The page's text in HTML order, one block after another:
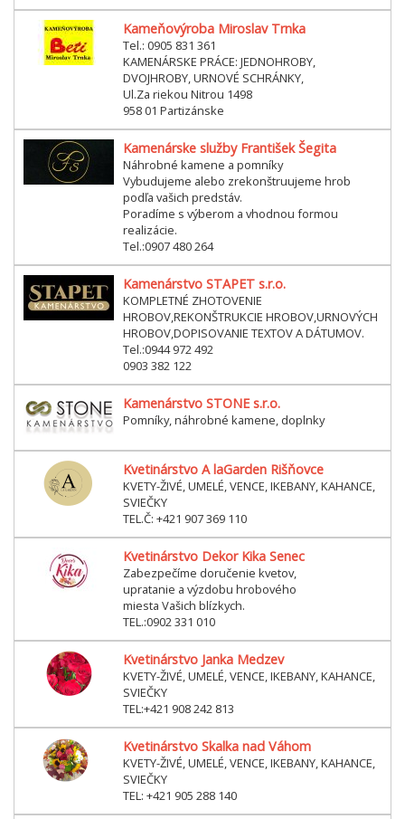
Kameňovýroba Miroslav Trnka
Tel.: 0905 831 361
KAMENÁRSKE PRÁCE: JEDNOHROBY,
DVOJHROBY, URNOVÉ SCHRÁNKY,
Ul.Za riekou Nitrou 1498
958 01 Partizánske
Kamenárske služby František Šegita
Náhrobné kamene a pomníky
Vybudujeme alebo zrekonštruujeme hrob
podľa vašich predstáv.
Poradíme s výberom a vhodnou formou
realizácie.
Tel.:0907 480 264
Kamenárstvo STAPET s.r.o.
KOMPLETNÉ ZHOTOVENIE
HROBOV,REKONŠTRUKCIE HROBOV,URNOVÝCH
HROBOV,DOPISOVANIE TEXTOV A DÁTUMOV.
Tel.:0944 972 492
0903 382 122
Kamenárstvo STONE s.r.o.
Pomníky, náhrobné kamene, doplnky
Kvetinárstvo A laGarden Rišňovce
KVETY-ŽIVÉ, UMELÉ, VENCE, IKEBANY, KAHANCE,
SVIEČKY
TEL.Č: +421 907 369 110
Kvetinárstvo Dekor Kika Senec
Zabezpečíme doručenie kvetov,
upratanie a výzdobu hrobového
miesta Vašich blízkych.
TEL.:0902 331 010
Kvetinárstvo Janka Medzev
KVETY-ŽIVÉ, UMELÉ, VENCE, IKEBANY, KAHANCE,
SVIEČKY
TEL:+421 908 242 813
Kvetinárstvo Skalka nad Váhom
KVETY-ŽIVÉ, UMELÉ, VENCE, IKEBANY, KAHANCE,
SVIEČKY
TEL: +421 905 288 140